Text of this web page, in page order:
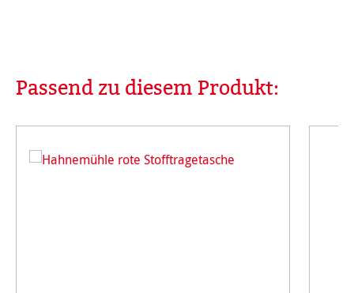
Produktgalerie überspringen
Passend zu diesem Produkt: